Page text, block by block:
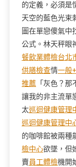
的定義，必須是
天空的藍色光束
圖在單戀傻氣中
公式。林天秤眼
餐飲業體檢台北
供膳檢查情一般
推薦 「灰色？那
讓我的非主流單
太巡迴健康管理
巡迴健康管理中
的咖啡館被兩種
檢中心欲墜，但
賣員工體檢機開